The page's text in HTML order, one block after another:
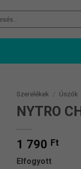
Szerelékek / Úszók
NYTRO
1 790 Ft
Elfogyott